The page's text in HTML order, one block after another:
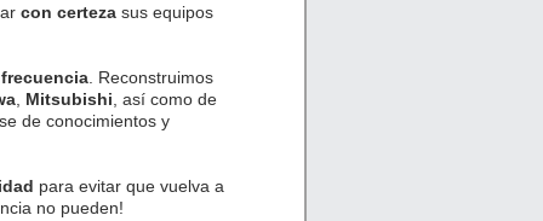
con certezasus equipos
. Reconstruimos
, Mitsubishi , así como de
de conocimientos y
para evitar que vuelva a
no pueden!